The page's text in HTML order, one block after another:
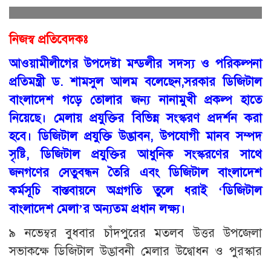
নিজস্ব প্রতিবেদকঃ
আওয়ামীলীগের উপদেষ্টা মন্ডলীর সদস্য ও পরিকল্পনা
প্রতিমন্ত্রী ড. শামসুল আলম বলেছেন,সরকার ডিজিটাল
বাংলাদেশ গড়ে তোলার জন্য নানামুখী প্রকল্প হাতে
নিয়েছে। মেলায় প্রযুক্তির বিভিন্ন সংস্করণ প্রদর্শন করা
হবে। ডিজিটাল প্রযুক্তি উদ্ভাবন, উপযোগী মানব সম্পদ
সৃষ্টি, ডিজিটাল প্রযুক্তির আধুনিক সংস্করণের সাথে
জনগণের সেতুবন্ধন তৈরি এবং ডিজিটাল বাংলাদেশ
কর্মসূচি বাস্তবায়নে অগ্রগতি তুলে ধরাই ‘ডিজিটাল
বাংলাদেশ মেলা’র অন্যতম প্রধান লক্ষ্য।
৯ নভেম্বর বুধবার চাঁদপুরের মতলব উত্তর উপজেলা
সভাকক্ষে ডিজিটাল উদ্ভাবনী মেলার উদ্বোধন ও পুরস্কার